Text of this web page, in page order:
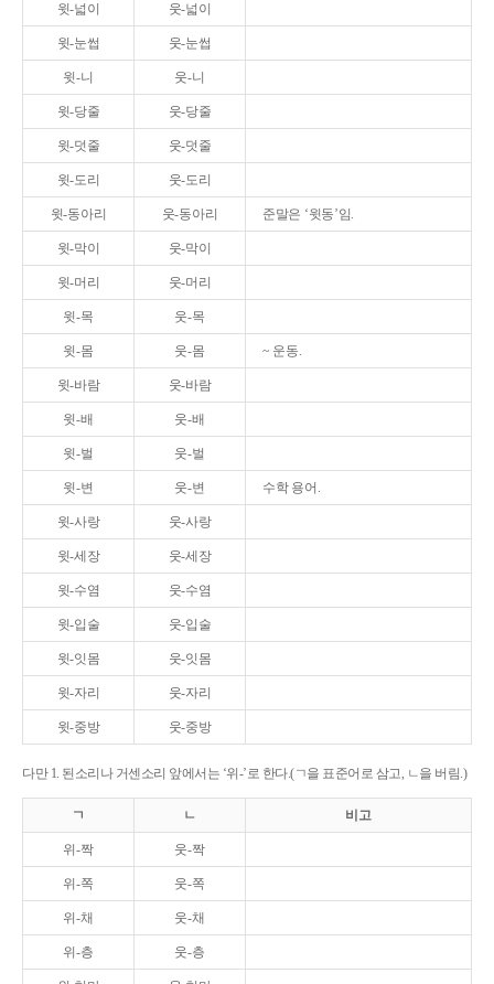
윗-넓이 웃-넓이
윗-눈썹 웃-눈썹
윗-니 웃-니
윗-당줄 웃-당줄
윗-덧줄 웃-덧줄
윗-도리 웃-도리
윗-동아리 웃-동아리 준말은 ‘윗동’임.
윗-막이 웃-막이
윗-머리 웃-머리
윗-목 웃-목
윗-몸 웃-몸 ~ 운동.
윗-바람 웃-바람
윗-배 웃-배
윗-벌 웃-벌
윗-변 웃-변 수학 용어.
윗-사랑 웃-사랑
윗-세장 웃-세장
윗-수염 웃-수염
윗-입술 웃-입술
윗-잇몸 웃-잇몸
윗-자리 웃-자리
윗-중방 웃-중방
다만 1. 된소리나 거센소리 앞에서는 ‘위-’로 한다.(ㄱ을 표준어로 삼고, ㄴ을 버림.)
ㄱ ㄴ 비고
위-짝 웃-짝
위-쪽 웃-쪽
위-채 웃-채
위-층 웃-층